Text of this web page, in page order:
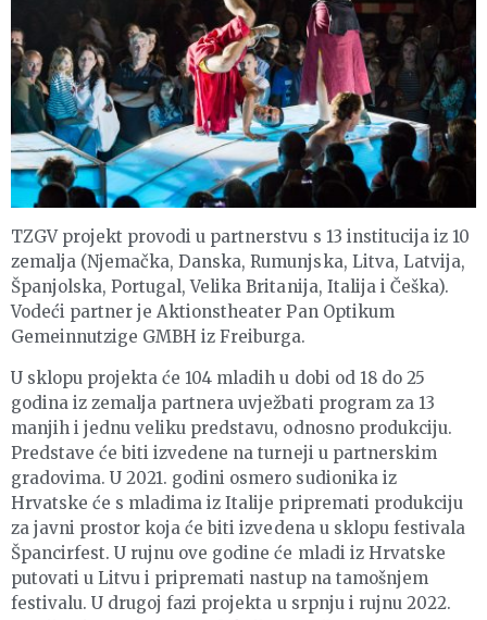
TZGV projekt provodi u partnerstvu s 13 institucija iz 10
zemalja (Njemačka, Danska, Rumunjska, Litva, Latvija,
Španjolska, Portugal, Velika Britanija, Italija i Češka).
Vodeći partner je Aktionstheater Pan Optikum
Gemeinnutzige GMBH iz Freiburga.
U sklopu projekta će 104 mladih u dobi od 18 do 25
godina iz zemalja partnera uvježbati program za 13
manjih i jednu veliku predstavu, odnosno produkciju.
Predstave će biti izvedene na turneji u partnerskim
gradovima. U 2021. godini osmero sudionika iz
Hrvatske će s mladima iz Italije pripremati produkciju
za javni prostor koja će biti izvedena u sklopu festivala
Špancirfest. U rujnu ove godine će mladi iz Hrvatske
putovati u Litvu i pripremati nastup na tamošnjem
festivalu. U drugoj fazi projekta u srpnju i rujnu 2022.